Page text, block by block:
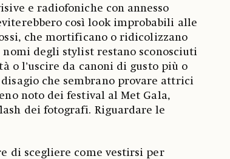
e radiofoniche con annesso
così look improbabili alle
che mortificano o ridicolizzano
degli stylist restano sconosciuti
o l’uscire da canoni di gusto più o
che sembrano provare attrici
noto dei festival al Met Gala,
dei fotografi. Riguardare le
di scegliere come vestirsi per